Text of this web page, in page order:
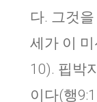
다. 그것
세가 이
10). 핍박
이다(행